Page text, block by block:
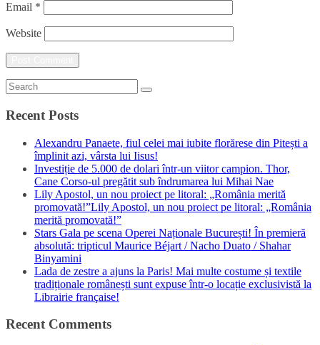
Email *
Website
Recent Posts
Alexandru Panaete, fiul celei mai iubite florărese din Pitești a
împlinit azi, vârsta lui Iisus!
Investiție de 5.000 de dolari într-un viitor campion. Thor,
Cane Corso-ul pregătit sub îndrumarea lui Mihai Nae
Lily Apostol, un nou proiect pe litoral: „România merită
promovată!”Lily Apostol, un nou proiect pe litoral: „România
merită promovată!”
Stars Gala pe scena Operei Naționale București! În premieră
absolută: tripticul Maurice Béjart / Nacho Duato / Shahar
Binyamini
Lada de zestre a ajuns la Paris! Mai multe costume și textile
tradiționale românești sunt expuse într-o locație exclusivistă la
Librairie française!
Recent Comments